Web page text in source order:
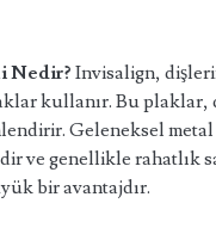
Nedir? Invisalign,
kullanır. Bu
Geleneksel
ve genellikle rahatlık
bir avantajdır.